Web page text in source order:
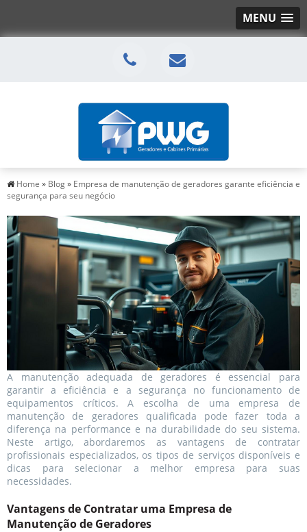
MENU
Home » Blog» Empresa de manutenção de geradores garante eficiência e
segurança para seu negócio
A manutenção adequada de geradores é essencial para
garantir a eficiência e a segurança no funcionamento de
equipamentos críticos. A escolha de uma empresa de
manutenção de geradores qualificada pode fazer toda a
diferença na performance e na durabilidade do seu sistema.
Neste artigo, abordaremos as vantagens de contratar
profissionais especializados, os tipos de serviços disponíveis e
dicas para selecionar a melhor empresa para suas
necessidades.
Vantagens de Contratar uma Empresa de
Manutenção de Geradores